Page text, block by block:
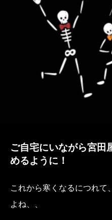
ご自宅にいながら宮田
めるように！
これから寒くなるにつれて
よね、、